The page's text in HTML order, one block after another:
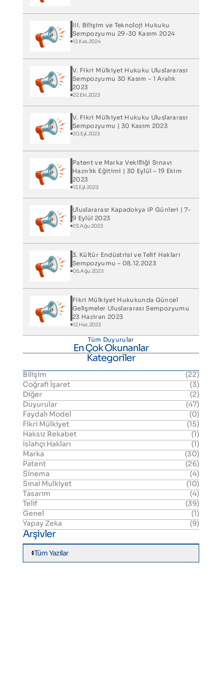
III. Bilişim ve Teknoloji Hukuku
Sempozyumu 29-30 Kasım 2024
12.Kas.2024
V. Fikri Mülkiyet Hukuku Uluslararası
Sempozyumu 30 Kasım – 1 Aralık
2023
22.Eki.2023
V. Fikri Mülkiyet Hukuku Uluslararası
Sempozyumu | 30 Kasım 2023
20.Eyl.2023
Patent ve Marka Vekilliği Sınavı
Hazırlık Eğitimi | 30 Eylül – 19 Ekim
2023
13.Eyl.2023
Uluslararası Kapadokya IP Günleri​ | 7-
9 Eylül 2023
23.Ağu.2023
3. Kültür Endüstrisi ve Telif Hakları
Sempozyumu – 08.12.2023
05.Ağu.2023
Fikri Mülkiyet Hukukunda Güncel
Gelişmeler Uluslararası Sempozyumu
23 Haziran 2023
12.Haz.2023
Tüm Duyurular
En Çok Okunanlar
Kategoriler
Bilişim
(22)
Coğrafi İşaret
(3)
Diğer
(2)
Duyurular
(47)
Faydalı Model
(0)
Fikri Mülkiyet
(15)
Haksız Rekabet
(1)
Islahçı Hakları
(1)
Marka
(30)
Patent
(26)
Sinema
(4)
Sınai Mulkiyet
(10)
Tasarım
(4)
Telif
(39)
Genel
(1)
Yapay Zeka
(9)
Arşivler
Tüm Yazılar